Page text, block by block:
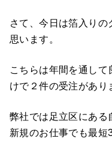
さて、今日は箔入り
思います。
こちらは年間を通し
けで２件の受注があり
弊社では足立区にあ
新規のお仕事でも最短